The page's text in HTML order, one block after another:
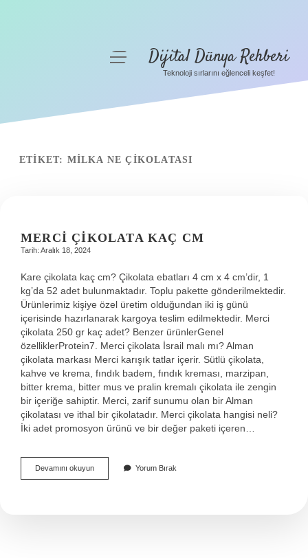
Gizlilik Politikası
menüyü
aç
Dijital Dünya Rehberi
Teknoloji sırlarını eğlenceli keşfet!
ETIKET: MILKA NE ÇIKOLATASI
MERCI ÇIKOLATA KAÇ CM
Tarih: Aralık 18, 2024
Kare çikolata kaç cm? Çikolata ebatları 4 cm x 4 cm’dir, 1
kg’da 52 adet bulunmaktadır. Toplu pakette gönderilmektedir.
Ürünlerimiz kişiye özel üretim olduğundan iki iş günü
içerisinde hazırlanarak kargoya teslim edilmektedir. Merci
çikolata 250 gr kaç adet? Benzer ürünlerGenel
özelliklerProtein7. Merci çikolata İsrail malı mı? Alman
çikolata markası Merci karışık tatlar içerir. Sütlü çikolata,
kahve ve krema, fındık badem, fındık kreması, marzipan,
bitter krema, bitter mus ve pralin kremalı çikolata ile zengin
bir içeriğe sahiptir. Merci, zarif sunumu olan bir Alman
çikolatası ve ithal bir çikolatadır. Merci çikolata hangisi neli?
İki adet promosyon ürünü ve bir değer paketi içeren…
Devamını okuyunMerci
Çikolata
Yorum Bırak